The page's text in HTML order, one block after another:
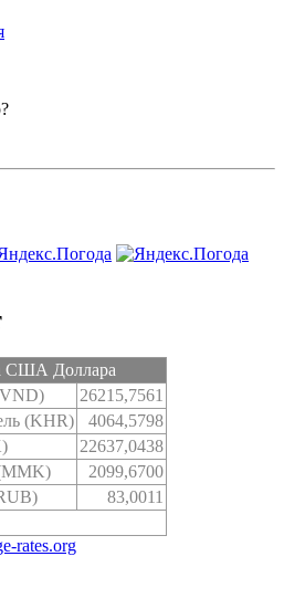
США Доллара
26215,7561
(KHR)
4064,5798
22637,0438
2099,6700
83,0011
rates.org